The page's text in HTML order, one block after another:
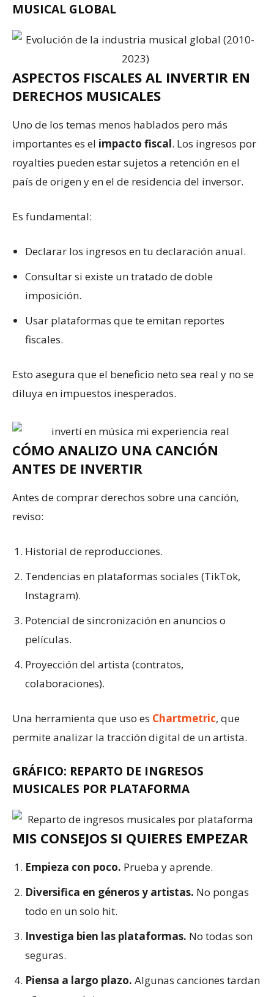
MUSICAL GLOBAL
ASPECTOS FISCALES AL INVERTIR EN
DERECHOS MUSICALES
Uno de los temas menos hablados pero más
importantes es el impacto fiscal. Los ingresos por
royalties pueden estar sujetos a retención en el
país de origen y en el de residencia del inversor.
Es fundamental:
Declarar los ingresos en tu declaración anual.
Consultar si existe un tratado de doble
imposición.
Usar plataformas que te emitan reportes
fiscales.
Esto asegura que el beneficio neto sea real y no se
diluya en impuestos inesperados.
CÓMO ANALIZO UNA CANCIÓN
ANTES DE INVERTIR
Antes de comprar derechos sobre una canción,
reviso:
Historial de reproducciones.
Tendencias en plataformas sociales (TikTok,
Instagram).
Potencial de sincronización en anuncios o
películas.
Proyección del artista (contratos,
colaboraciones).
Una herramienta que uso es Chartmetric, que
permite analizar la tracción digital de un artista.
GRÁFICO: REPARTO DE INGRESOS
MUSICALES POR PLATAFORMA
MIS CONSEJOS SI QUIERES EMPEZAR
Empieza con poco. Prueba y aprende.
Diversifica en géneros y artistas. No pongas
todo en un solo hit.
Investiga bien las plataformas. No todas son
seguras.
Piensa a largo plazo. Algunas canciones tardan